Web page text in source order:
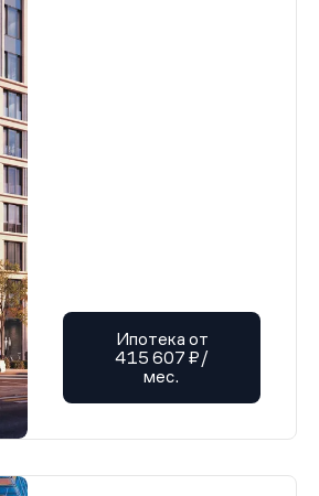
Ипотека от
415 607 ₽/
мес.